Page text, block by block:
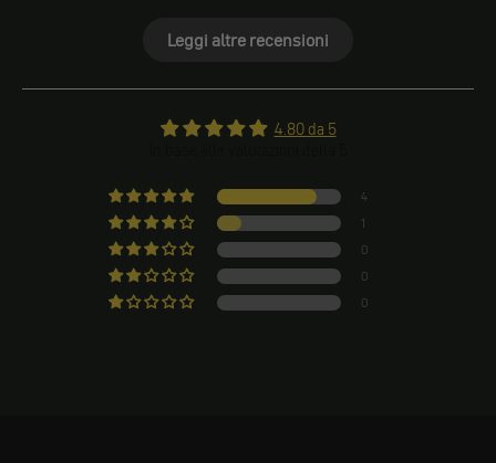
Leggi altre recensioni
4.80 da 5
4
1
0
0
0